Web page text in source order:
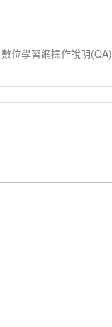
數位學習網操作說明(QA)